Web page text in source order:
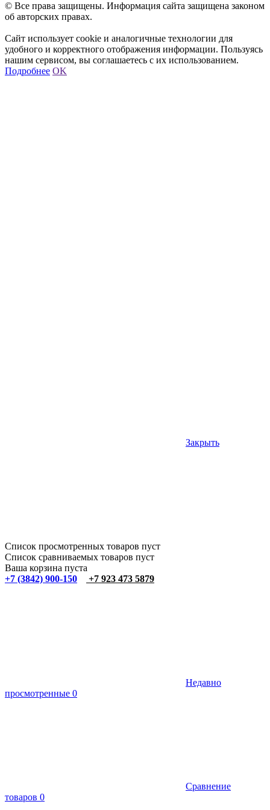
© Все права защищены. Информация сайта защищена законом
об авторских правах.
Сайт использует cookie и аналогичные технологии для
удобного и корректного отображения информации. Пользуясь
нашим сервисом, вы соглашаетесь с их использованием.
Подробнее OK
Закрыть
Список просмотренных товаров пуст
Список сравниваемых товаров пуст
Ваша корзина пуста
+7 (3842) 900-150
+7 923 473 5879
Недавно
просмотренные 0
Сравнение
товаров 0